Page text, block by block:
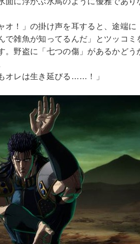
！」の掛け声を耳すると、途端
雑魚が知ってるんだ」とツッコミ
野盗に「七つの傷」があるかど
オレは生き延びる……！」